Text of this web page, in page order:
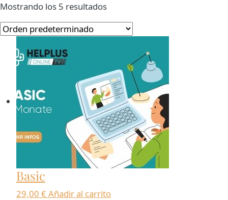
Mostrando los 5 resultados
Basic
29,00 € Añadir al carrito